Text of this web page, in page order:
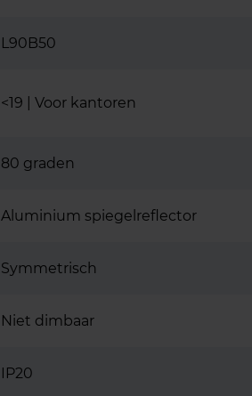
L90B50
<19 | Voor kantoren
80 graden
Aluminium spiegelreflector
Symmetrisch
Niet dimbaar
IP20